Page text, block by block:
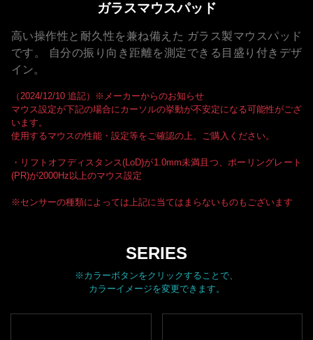
ガラスマウスパッド
高い操作性と耐久性を兼ね備えた ガラス製マウスパッド
です。
自分の振り向き距離を測定できる目盛り付きデザ
イン。
（2024/12/10 追記）※メーカーからのお知らせ
マウス設定が下記の場合にカーソルの挙動が不安定になる可能性がござ
います。
使用するマウスの性能・設定等をご確認の上、ご購入ください。
・リフトオフディスタンス(LoD)が1.0mm未満且つ、ポーリングレート
(PR)が2000Hz以上のマウス設定
※センサーの種類によっては上記に当てはまらないものもございます
SERIES
※カラーボタンをクリックすることで、
カラーイメージを変更できます。